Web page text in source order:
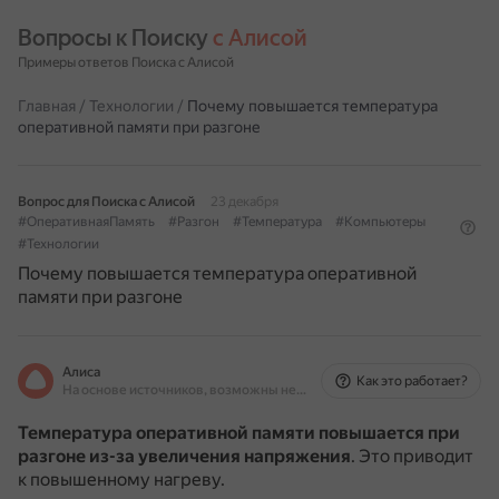
Вопросы к Поиску с Алисой
Примеры ответов Поиска с Алисой
Главная / Технологии / Почему повышается температура
оперативной памяти при разгоне
Вопрос для Поиска с Алисой
23 декабря
#ОперативнаяПамять
#Разгон #Температура
#Компьютеры
#Технологии
Почему повышается температура оперативной
памяти при разгоне
Алиса
На основе источников, возможны неточности
Как это работает?
Температура оперативной памяти повышается при
разгоне из-за увеличения напряжения. Это приводит
к повышенному нагреву.